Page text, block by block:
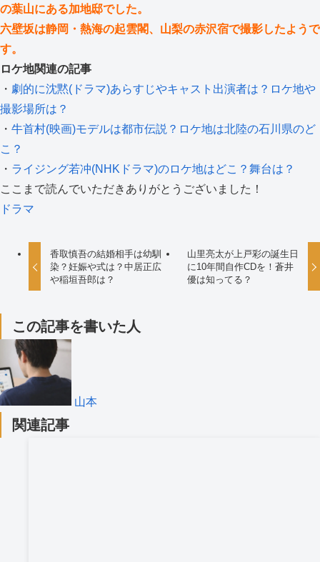
の葉山にある加地邸でした。
六壁坂は静岡・熱海の起雲閣、山梨の赤沢宿で撮影したようで
す。
ロケ地関連の記事
・ 劇的に沈黙(ドラマ)あらすじやキャスト出演者は？ロケ地や
撮影場所は？
・ 牛首村(映画)モデルは都市伝説？ロケ地は北陸の石川県のど
こ？
・ ライジング若冲(NHKドラマ)のロケ地はどこ？舞台は？
ここまで読んでいただきありがとうございました！
ドラマ
香取慎吾の結婚相手は幼馴
染？妊娠や式は？中居正広
や稲垣吾郎は？
山里亮太が上戸彩の誕生日
に10年間自作CDを！蒼井
優は知ってる？
この記事を書いた人
山本
関連記事